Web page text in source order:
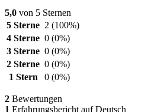
5,0 von 5 Sternen
5 Sterne 2 (100%)
4 Sterne 0 (0%)
3 Sterne 0 (0%)
2 Sterne 0 (0%)
1 Stern
0 (0%)
2 Bewertungen
1 Erfahrungsbericht auf Deutsch